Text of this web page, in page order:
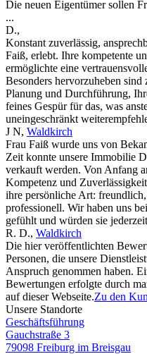
Die neuen Eigentümer sollen
...
D.,
Konstant zuverlässig,
Faiß, erlebt. Ihre kompetente
ermöglichte eine
Besonders hervorzuheben
Planung und Durchführung,
feines Gespür für das, was
uneingeschränkt
J N, Waldkirch
Frau Faiß wurde uns von
Zeit konnte unsere Immobilie
verkauft werden. Von Anfang
Kompetenz und
ihre persönliche Art:
professionell. Wir haben uns
gefühlt und würden sie
R. D., Waldkirch
Die hier veröffentlichten
Personen, die unsere
Anspruch genommen haben.
Bewertungen erfolgte durch
auf dieser Webseite.Zu den
Unsere Standorte
Geschäftsführung
Gauchstraße 3
79098 Freiburg im Breisgau